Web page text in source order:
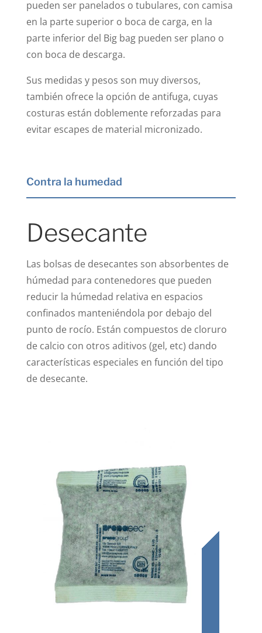
pueden ser panelados o tubulares, con camisa
en la parte superior o boca de carga, en la
parte inferior del Big bag pueden ser plano o
con boca de descarga.
Sus medidas y pesos son muy diversos,
también ofrece la opción de antifuga, cuyas
costuras están doblemente reforzadas para
evitar escapes de material micronizado.
Contra la humedad
Desecante
Las bolsas de desecantes son absorbentes de
húmedad para contenedores que pueden
reducir la húmedad relativa en espacios
confinados manteniéndola por debajo del
punto de rocío. Están compuestos de cloruro
de calcio con otros aditivos (gel, etc) dando
características especiales en función del tipo
de desecante.